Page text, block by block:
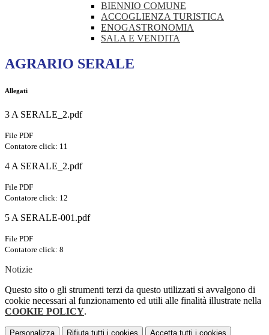
BIENNIO COMUNE
ACCOGLIENZA TURISTICA
ENOGASTRONOMIA
SALA E VENDITA
AGRARIO SERALE
Allegati
3 A SERALE_2.pdf
File PDF
Contatore click: 11
4 A SERALE_2.pdf
File PDF
Contatore click: 12
5 A SERALE-001.pdf
File PDF
Contatore click: 8
Notizie
Questo sito o gli strumenti terzi da questo utilizzati si avvalgono di
cookie necessari al funzionamento ed utili alle finalità illustrate nella
COOKIE POLICY.
Personalizza Rifiuta tutti i cookies Accetta tutti i cookies